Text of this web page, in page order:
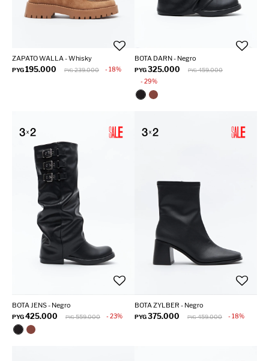
ZAPATO WALLA - Whisky
PYG195.000 PYG 239.000 18
BOTA DARN - Negro
PYG325.000 PYG 459.000
29
BOTA JENS - Negro
PYG425.000 PYG 559.000 23
BOTA ZYLBER - Negro
PYG375.000 PYG 459.000 18